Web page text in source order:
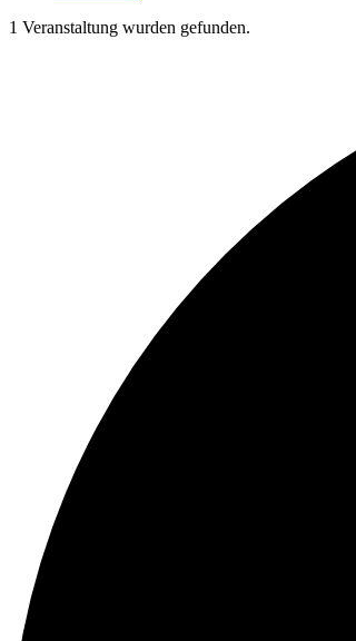
1 Veranstaltung wurden gefunden.